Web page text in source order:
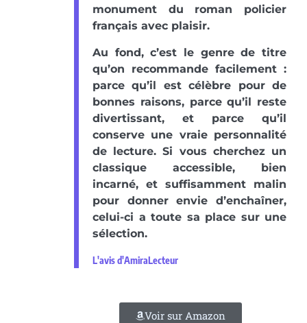
monument du roman policier
français avec plaisir.
Au fond, c’est le genre de titre
qu’on recommande facilement :
parce qu’il est célèbre pour de
bonnes raisons, parce qu’il reste
divertissant, et parce qu’il
conserve une vraie personnalité
de lecture. Si vous cherchez un
classique accessible, bien
incarné, et suffisamment malin
pour donner envie d’enchaîner,
celui-ci a toute sa place sur une
sélection.
L'avis d'AmiraLecteur
Voir sur Amazon